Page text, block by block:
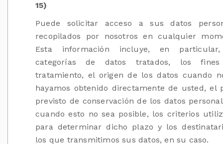
15)
Puede solicitar acceso a sus datos
recopilados por nosotros en cualquier
Esta información incluye, en
categorías de datos tratados, los
tratamiento, el origen de los datos cuando
hayamos obtenido directamente de usted, el
previsto de conservación de los datos
cuando esto no sea posible, los criterios
para determinar dicho plazo y los
los que transmitimos sus datos, en su caso.